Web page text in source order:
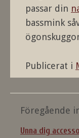
passar din
bassmink
Publicerat i
Föregående
Unna dig